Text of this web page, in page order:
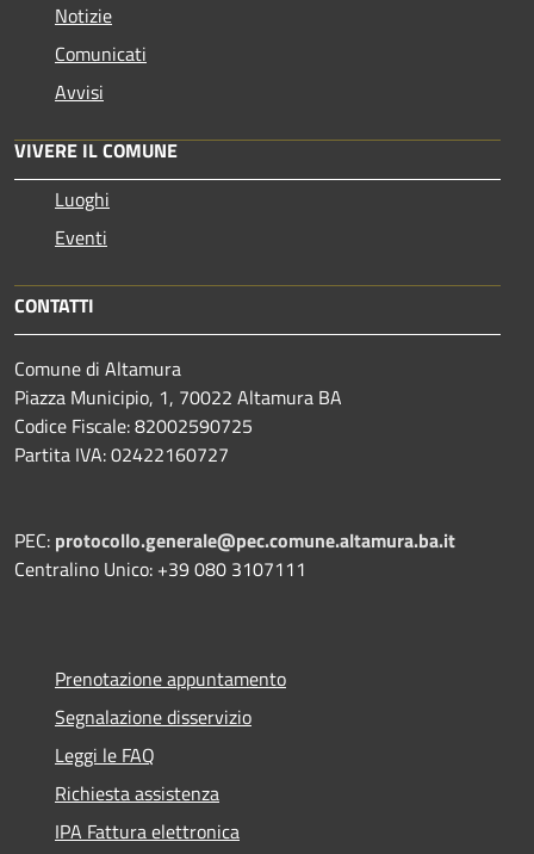
Notizie
Comunicati
Avvisi
VIVERE IL COMUNE
Luoghi
Eventi
CONTATTI
Comune di Altamura
Piazza Municipio, 1, 70022 Altamura BA
Codice Fiscale: 82002590725
Partita IVA: 02422160727
PEC: protocollo.generale@pec.comune.altamura.ba.it
Centralino Unico: +39 080 3107111
Prenotazione appuntamento
Segnalazione disservizio
Leggi le FAQ
Richiesta assistenza
IPA Fattura elettronica